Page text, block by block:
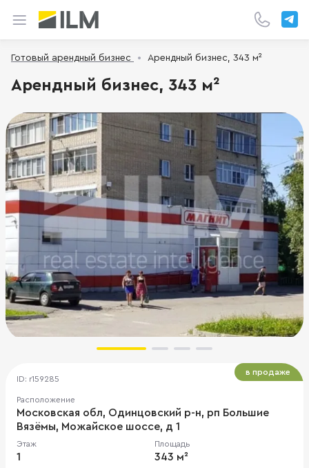
Готовый арендный бизнес Арендный бизнес, 343 м²
Арендный бизнес, 343 м²
ID: r159285
Расположение
Московская обл, Одинцовский р-н, рп Большие
Вязёмы, Можайское шоссе, д 1
Этаж
1
Площадь
343 м²
в продаже